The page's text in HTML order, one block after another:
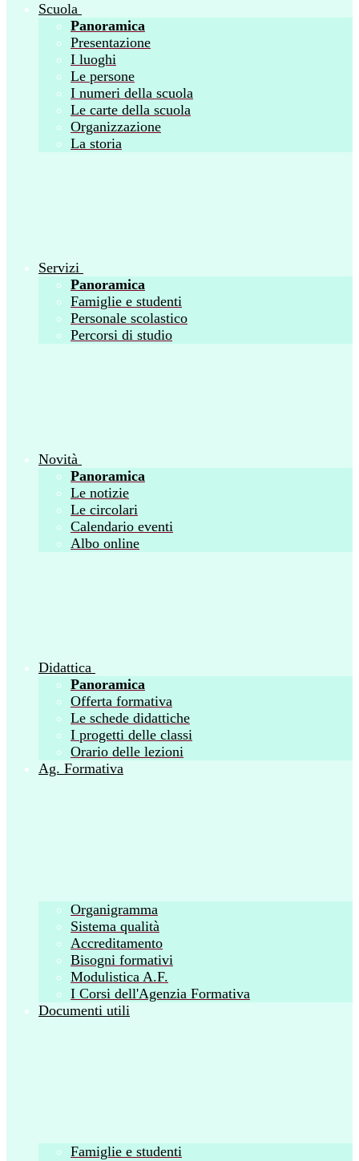
Scuola
Panoramica
Presentazione
I luoghi
Le persone
I numeri della scuola
Le carte della scuola
Organizzazione
La storia
Servizi
Panoramica
Famiglie e studenti
Personale scolastico
Percorsi di studio
Novità
Panoramica
Le notizie
Le circolari
Calendario eventi
Albo online
Didattica
Panoramica
Offerta formativa
Le schede didattiche
I progetti delle classi
Orario delle lezioni
Ag. Formativa
Organigramma
Sistema qualità
Accreditamento
Bisogni formativi
Modulistica A.F.
I Corsi dell'Agenzia Formativa
Documenti utili
Famiglie e studenti